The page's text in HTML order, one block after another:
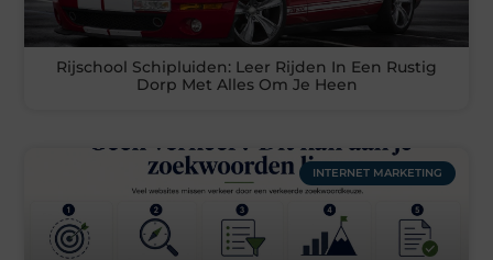
Rijschool Schipluiden: Leer Rijden In Een Rustig
Dorp Met Alles Om Je Heen
INTERNET MARKETING